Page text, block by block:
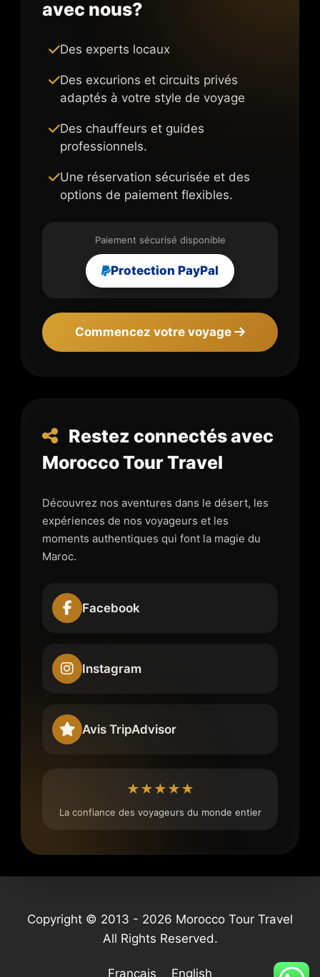
avec nous?
Des experts locaux
Des excurions et circuits privés
adaptés à votre style de voyage
Des chauffeurs et guides
professionnels.
Une réservation sécurisée et des
options de paiement flexibles.
Paiement sécurisé disponible
Protection PayPal
Commencez votre voyage
Restez connectés avec
Morocco Tour Travel
Découvrez nos aventures dans le désert, les
expériences de nos voyageurs et les
moments authentiques qui font la magie du
Maroc.
Facebook
Instagram
Avis TripAdvisor
★★★★★
La confiance des voyageurs du monde entier
Copyright © 2013 - 2026 Morocco Tour Travel
All Rights Reserved.
Français English